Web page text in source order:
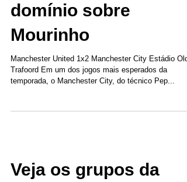
domínio sobre
Mourinho
Manchester United 1x2 Manchester City Estádio Old
Trafoord Em um dos jogos mais esperados da
temporada, o Manchester City, do técnico Pep...
Veja os grupos da